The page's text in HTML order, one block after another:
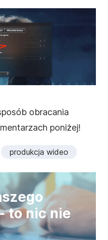
obracania
poniżej!
produkcja wideo
to nic nie